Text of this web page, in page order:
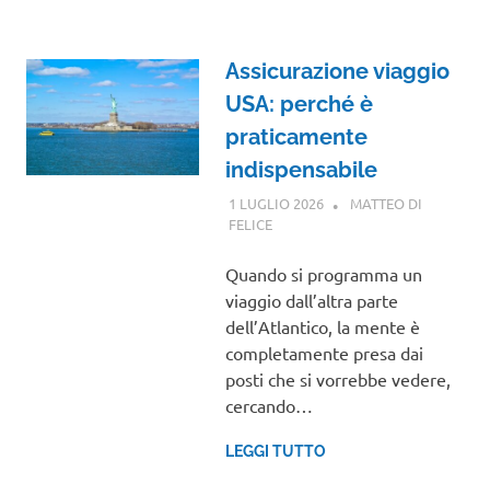
Assicurazione viaggio
USA: perché è
praticamente
indispensabile
1 LUGLIO 2026
MATTEO DI
FELICENORD AMERICA
Quando si programma un
viaggio dall’altra parte
dell’Atlantico, la mente è
completamente presa dai
posti che si vorrebbe vedere,
cercando…
LEGGI TUTTO